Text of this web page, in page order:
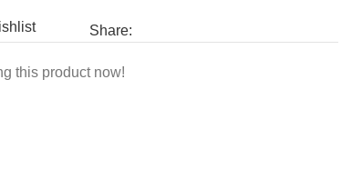
Share:
this product now!